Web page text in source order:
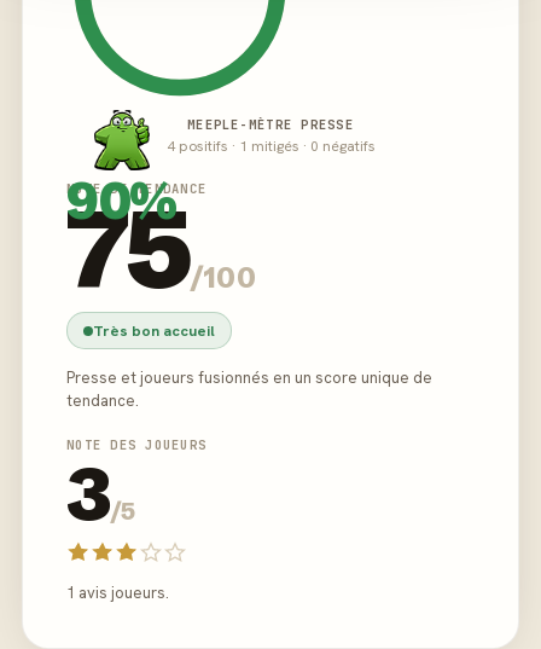
90%
MEEPLE-MÈTRE PRESSE
4 positifs · 1 mitigés · 0 négatifs
NOTE DE TENDANCE
75/100
Très bon accueil
Presse et joueurs fusionnés en un score unique de
tendance.
NOTE DES JOUEURS
3/5
1 avis joueurs.